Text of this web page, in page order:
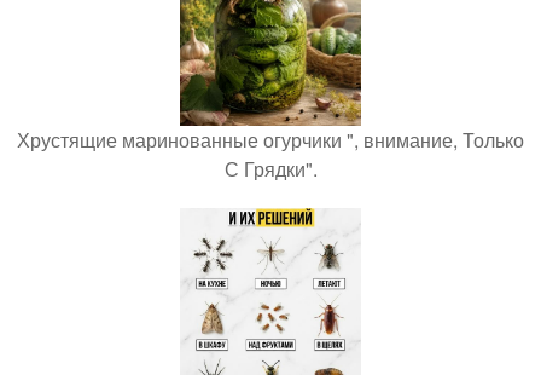
Хрустящие маринованные огурчики ", внимание, Только
С Грядки".